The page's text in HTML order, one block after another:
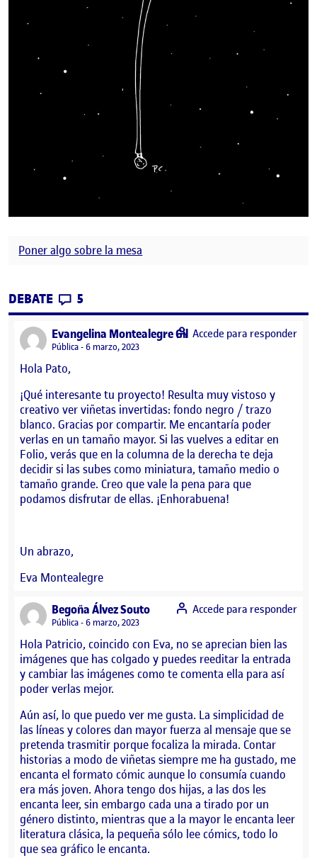
Poner algo sobre la mesa
DEBATE CONTRIBUTIONS
5EN SOBRE LA MESA
Evangelina Montealegre Gilsays:
Visibilidad:
Pública 6 marzo, 2023
Hola Pato,
¡Qué interesante tu proyecto! Resulta muy vistoso y
creativo ver viñetas invertidas: fondo negro / trazo
blanco. Gracias por compartir. Me encantaría poder
verlas en un tamaño mayor. Si las vuelves a editar en
Folio, verás que en la columna de la derecha te deja
decidir si las subes como miniatura, tamaño medio o
tamaño grande. Creo que vale la pena para que
podamos disfrutar de ellas. ¡Enhorabuena!
Un abrazo,
Eva Montealegre
Accede para responder
Begoña Álvez Soutosays:
Visibilidad:
Pública 6 marzo, 2023
Hola Patricio, coincido con Eva, no se aprecian bien las
imágenes que has colgado y puedes reeditar la entrada
y cambiar las imágenes como te comenta ella para así
poder verlas mejor.
Aún así, lo que puedo ver me gusta. La simplicidad de
las líneas y colores dan mayor fuerza al mensaje que se
pretenda trasmitir porque focaliza la mirada. Contar
historias a modo de viñetas siempre me ha gustado, me
encanta el formato cómic aunque lo consumía cuando
era más joven. Ahora tengo dos hijas, a las dos les
encanta leer, sin embargo cada una a tirado por un
género distinto, mientras que a la mayor le encanta leer
literatura clásica, la pequeña sólo lee cómics, todo lo
que sea gráfico le encanta.
Accede para responder